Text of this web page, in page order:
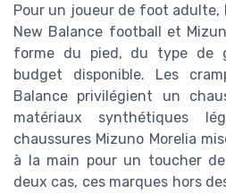
Pour un joueur de foot adulte,
New Balance football et
forme du pied, du type de
budget disponible. Les
Balance privilégient un
matériaux synthétiques
chaussures Mizuno Morelia
à la main pour un toucher
deux cas, ces marques hors